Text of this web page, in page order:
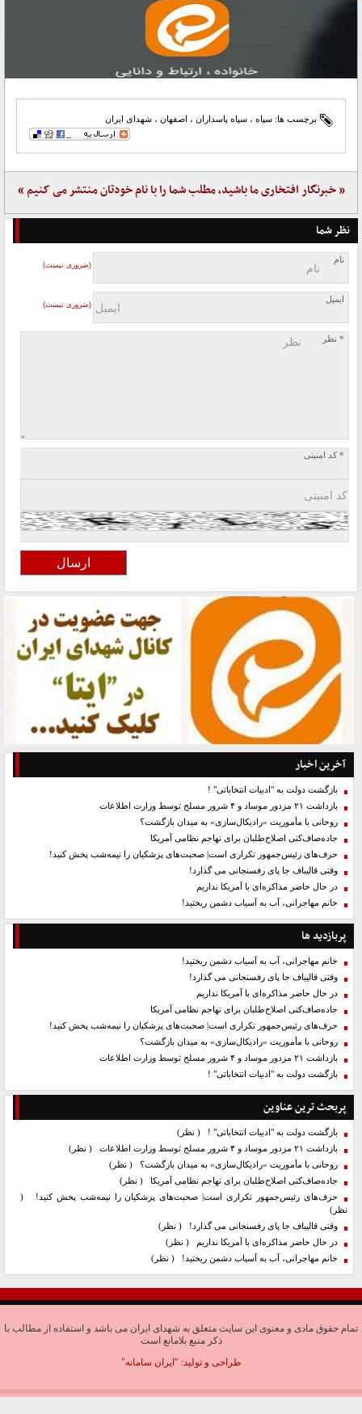
برچسب ها: سپاه ، سپاه پاسداران ، اصفهان ، شهدای ایران
« خبرنگار افتخاری ما باشید، مطلب شما را با نام خودتان منتشر می کنیم »
نظر شما
نام
(ضروری نیست)
ایمیل
(ضروری نیست)
* نظر
* کد امنیتی
آخرین اخبار
بازگشت دولت به "ادبیات انتخاباتی" !
بازداشت ۲۱ مزدور موساد و ۴ شرور مسلح توسط وزارت اطلاعات
روحانی با مأموریت «رادیکال‌سازی» به میدان بازگشت؟
جاده‌صاف‌کنی اصلاح‌طلبان برای تهاجم نظامی آمریکا
حرف‌های رئیس‌جمهور تکراری است| صحبت‌های پزشکیان را نیمه‌شب پخش کنید!
وقتی قالیباف جا پای رفسنجانی می گذارد!
در حال حاضر مذاکره‌ای با آمریکا نداریم
خانم مهاجرانی، آب به آسیاب دشمن ریختید!
پربازدید ها
خانم مهاجرانی، آب به آسیاب دشمن ریختید!
وقتی قالیباف جا پای رفسنجانی می گذارد!
در حال حاضر مذاکره‌ای با آمریکا نداریم
جاده‌صاف‌کنی اصلاح‌طلبان برای تهاجم نظامی آمریکا
حرف‌های رئیس‌جمهور تکراری است| صحبت‌های پزشکیان را نیمه‌شب پخش کنید!
روحانی با مأموریت «رادیکال‌سازی» به میدان بازگشت؟
بازداشت ۲۱ مزدور موساد و ۴ شرور مسلح توسط وزارت اطلاعات
بازگشت دولت به "ادبیات انتخاباتی" !
پربحث ترین عناوین
بازگشت دولت به "ادبیات انتخاباتی" ! ( نظر)
بازداشت ۲۱ مزدور موساد و ۴ شرور مسلح توسط وزارت اطلاعات
( نظر)
روحانی با مأموریت «رادیکال‌سازی» به میدان بازگشت؟ ( نظر)
جاده‌صاف‌کنی اصلاح‌طلبان برای تهاجم نظامی آمریکا ( نظر)
حرف‌های رئیس‌جمهور تکراری است| صحبت‌های پزشکیان را نیمه‌شب پخش کنید!
(
نظر)
وقتی قالیباف جا پای رفسنجانی می گذارد! ( نظر)
در حال حاضر مذاکره‌ای با آمریکا نداریم ( نظر)
خانم مهاجرانی، آب به آسیاب دشمن ریختید! ( نظر)
تمام حقوق مادی و معنوی این سایت متعلق به شهدای ایران می باشد و استفاده از مطالب با
ذکر منبع بلامانع است
طراحی و تولید: "ایران سامانه"